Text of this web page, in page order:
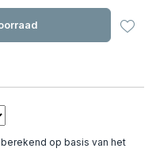
op basis van het